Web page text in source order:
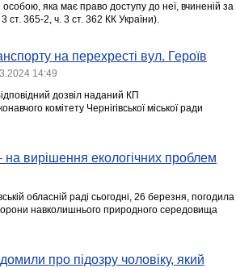
яка має право доступу до неї, вчиненій за
365-2, ч. 3 ст. 362 КК України).
на перехресті вул. Героїв
14:49
дозвіл наданий КП
комітету Чернігівської міської ради
на вирішення екологічних проблем
обласній раді сьогодні, 26 березня, погодила
навколишнього природного середовища
про підозру чоловіку, який